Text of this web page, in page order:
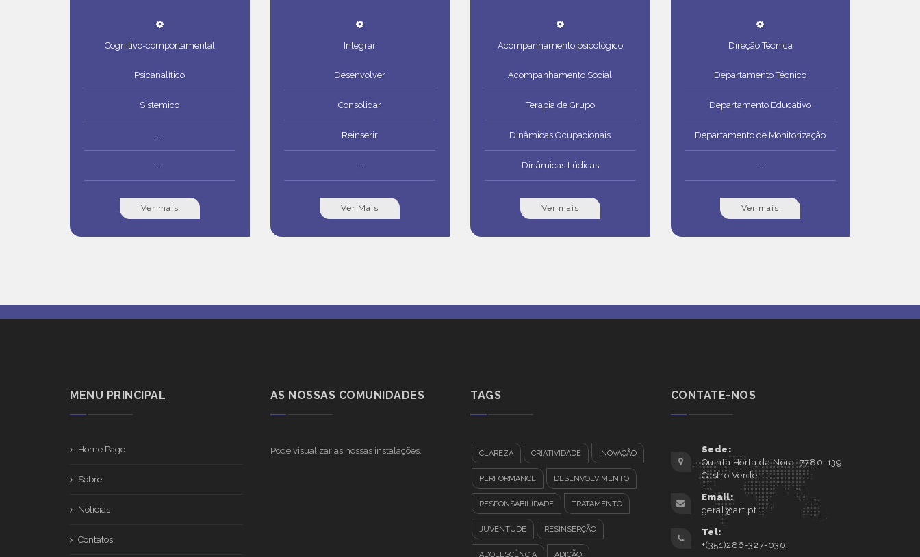
Cognitivo-comportamental
Psicanalítico
Sistemico
...
...
Ver mais
Integrar
Desenvolver
Consolidar
Reinserir
...
Ver Mais
Acompanhamento psicológico
Acompanhamento Social
Terapia de Grupo
Dinâmicas Ocupacionais
Dinâmicas Lúdicas
Ver mais
Direção Técnica
Departamento Técnico
Departamento Educativo
Departamento de Monitorização
...
Ver mais
MENU PRINCIPAL
Home Page
Sobre
Noticias
Contatos
AS NOSSAS COMUNIDADES
Pode visualizar as nossas instalações.
TAGS
CLAREZA CRIATIVIDADE INOVAÇÃO
PERFORMANCE DESENVOLVIMENTO
RESPONSABILIDADE TRATAMENTO
JUVENTUDE RESINSERÇÃO
ADOLESCÊNCIA ADIÇÃO
CONTATE-NOS
Sede:
Quinta Horta da Nora, 7780-139
Castro Verde.
Email:
geral@art.pt
Tel:
+(351)286-327-030